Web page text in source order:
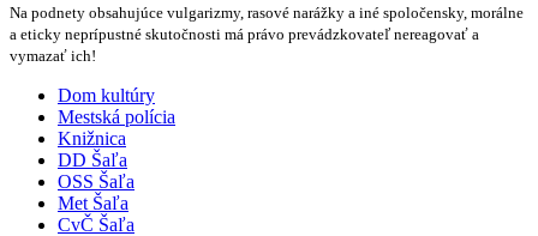
Na podnety obsahujúce vulgarizmy, rasové narážky a iné spoločensky, morálne
a eticky neprípustné skutočnosti má právo prevádzkovateľ nereagovať a
vymazať ich!
Dom kultúry
Mestská polícia
Knižnica
DD Šaľa
OSS Šaľa
Met Šaľa
CvČ Šaľa